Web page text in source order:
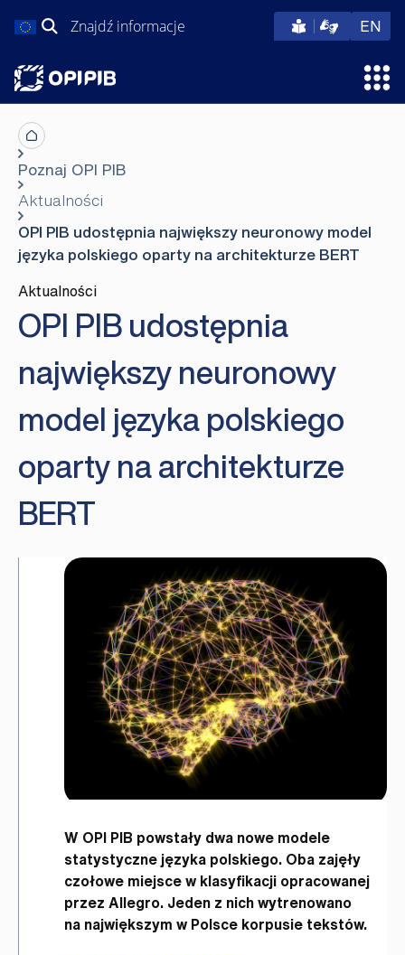
do
Szukaj: EN
Poznaj OPI PIB
Aktualności
OPI PIB udostępnia największy neuronowy model
języka polskiego oparty na architekturze BERT
OPI PIB udostępnia
największy neuronowy
model języka polskiego
oparty na architekturze
BERT
Aktualności
W OPI PIB powstały dwa nowe modele
statystyczne języka polskiego. Oba zajęły
czołowe miejsce w klasyfikacji opracowanej
przez Allegro. Jeden z nich wytrenowano
na największym w Polsce korpusie tekstów.